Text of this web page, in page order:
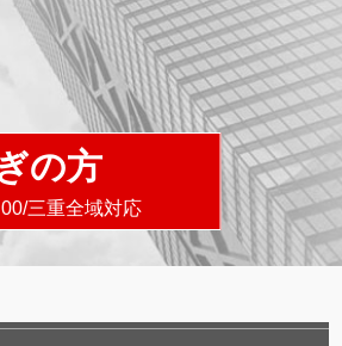
の方
三重全域対応